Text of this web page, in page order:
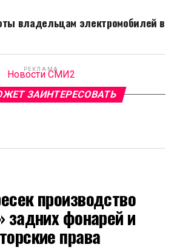
владельцам электромобилей в
РЕКЛАМА
Новости СМИ2
ЗАИНТЕРЕСОВАТЬ
производство
задних фонарей и
права